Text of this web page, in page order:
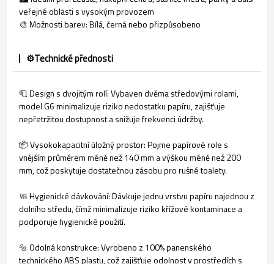
veřejné oblasti s vysokým provozem
🎨 Možnosti barev: Bílá, černá nebo přizpůsobeno
⚙️Technické přednosti
🧻 Design s dvojitým rolí: Vybaven dvěma středovými rolami,
model G6 minimalizuje riziko nedostatku papíru, zajišťuje
nepřetržitou dostupnost a snižuje frekvenci údržby.
📦 Vysokokapacitní úložný prostor: Pojme papírové role s
vnějším průměrem méně než 140 mm a výškou méně než 200
mm, což poskytuje dostatečnou zásobu pro rušné toalety.
🧼 Hygienické dávkování: Dávkuje jednu vrstvu papíru najednou z
dolního středu, čímž minimalizuje riziko křížové kontaminace a
podporuje hygienické použití.
🔩 Odolná konstrukce: Vyrobeno z 100% panenského
technického ABS plastu, což zajišťuje odolnost v prostředích s